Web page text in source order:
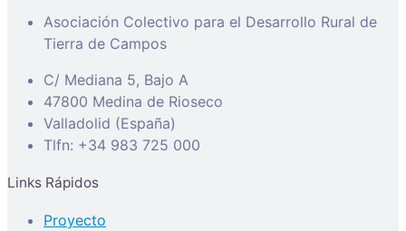
Asociación Colectivo para el Desarrollo Rural de
Tierra de Campos
C/ Mediana 5, Bajo A
47800 Medina de Rioseco
Valladolid (España)
Tlfn: +34 983 725 000
Links Rápidos
Proyecto